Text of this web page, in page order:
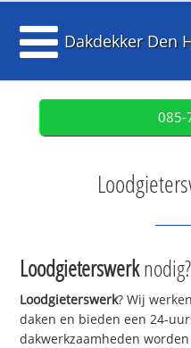
Dakdekker Den
085-
Loodgieterswerknodig?
Loodgieterswerk? Wij
daken en bieden een 24-
dakwerkzaamheden